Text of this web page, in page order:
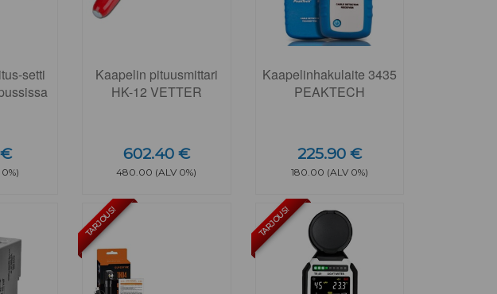
setti
Kaapelin pituusmittari
HK-12 VETTER
602.40 €
480.00 (ALV 0%)
Kaapelinhakulaite 3435
PEAKTECH
225.90 €
180.00 (ALV 0%)
TARJOUS! TARJOUS!